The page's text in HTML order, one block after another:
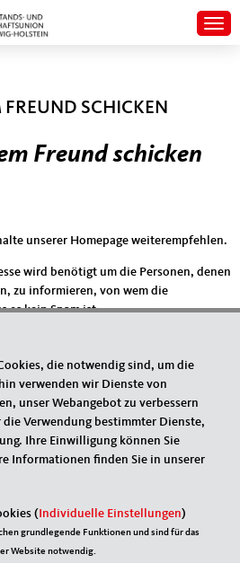
FREUND SCHICKEN
Freund schicken
unserer Homepage weiterempfehlen.
wird benötigt um die Personen, denen
zu informieren, von wem die
es kein Spam ist.
ist ein Pflichtfeld.
die notwendig sind, um die
verwenden wir Dienste von
unser Webangebot zu verbessern
Verwendung bestimmter Dienste,
Ihre Einwilligung können Sie
Informationen finden Sie in unserer
(Individuelle Einstellungen)
grundlegende Funktionen und sind für das
Website notwendig.